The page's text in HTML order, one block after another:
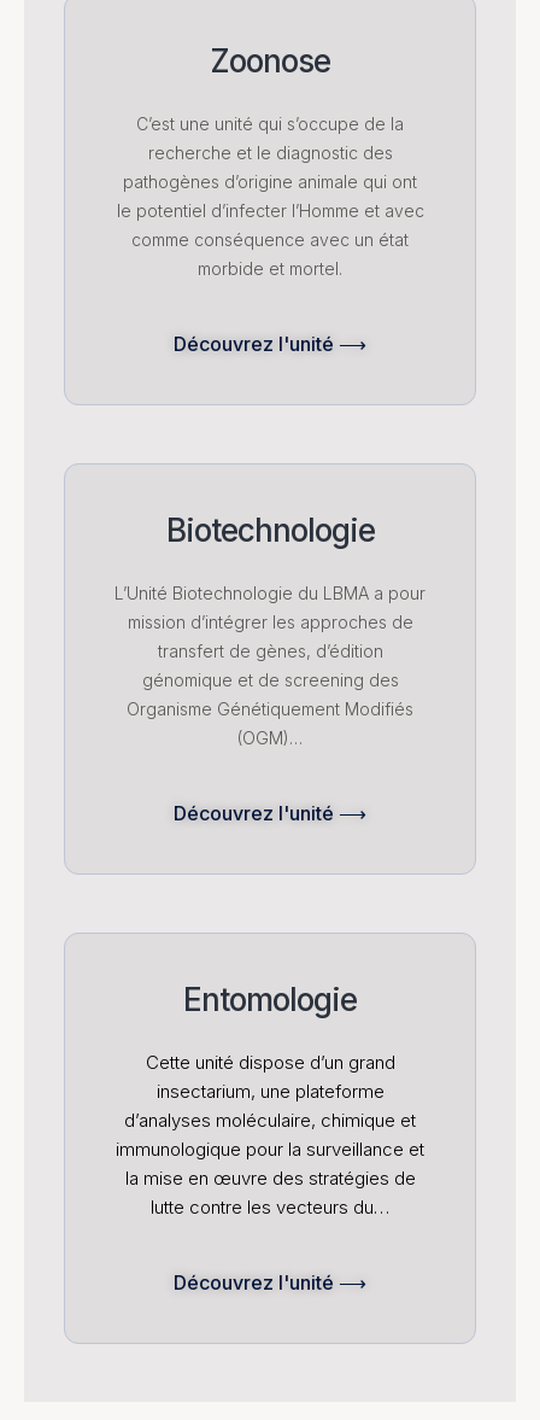
Zoonose
C’est une unité qui s’occupe de la
recherche et le diagnostic des
pathogènes d’origine animale qui ont
le potentiel d’infecter l’Homme et avec
comme conséquence avec un état
morbide et mortel.
Découvrez l'unité ⟶
Biotechnologie
L’Unité Biotechnologie du LBMA a pour
mission d’intégrer les approches de
transfert de gènes, d’édition
génomique et de screening des
Organisme Génétiquement Modifiés
(OGM)…
Découvrez l'unité ⟶
Entomologie
Cette unité dispose d’un grand
insectarium, une plateforme
d’analyses moléculaire, chimique et
immunologique pour la surveillance et
la mise en œuvre des stratégies de
lutte contre les vecteurs du…
Découvrez l'unité ⟶